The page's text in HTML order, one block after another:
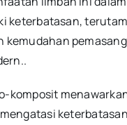
keterbatasan,
kemudahan
.
komposit